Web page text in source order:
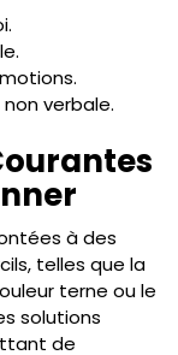
verbale.
à des
telles que la
terne ou le
solutions
de